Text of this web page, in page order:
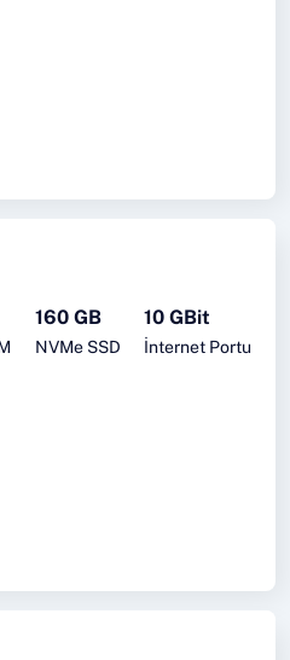
160 GB
NVMe SSD
10 GBit
İnternet Portu